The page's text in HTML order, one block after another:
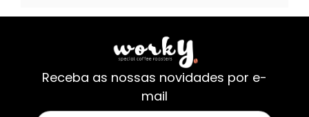
Receba as nossas novidades por e-
mail